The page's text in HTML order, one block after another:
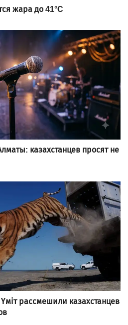
жара до 41°C
казахстанцев просят не
рассмешили казахстанцев